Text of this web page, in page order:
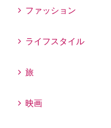
ファッション
ライフスタイル
旅
映画